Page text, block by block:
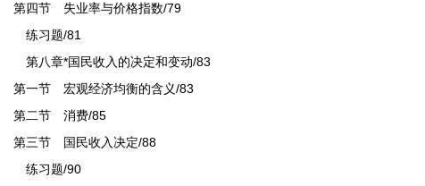
第四节 失业率与价格指数/79
练习题/81
第八章*国民收入的决定和变动/83
第一节 宏观经济均衡的含义/83
第二节 消费/85
第三节 国民收入决定/88
练习题/90